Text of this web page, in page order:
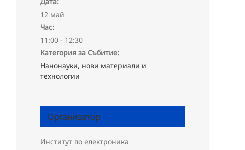
12 май
Час:
11:00 - 12:30
Категория за Събитие:
Нанонауки, нови материали и
технологии
Организатор
Институт по електроника